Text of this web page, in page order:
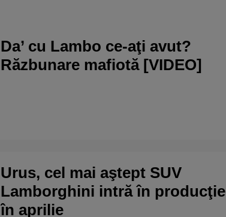
Da’ cu Lambo ce-aţi avut?
Răzbunare mafiotă [VIDEO]
Urus, cel mai aştept SUV
Lamborghini intră în producţie
în aprilie